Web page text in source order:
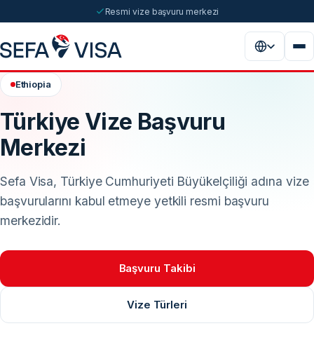
Resmi vize başvuru merkezi
Ethiopia
Türkiye Vize Başvuru
Merkezi
Sefa Visa, Türkiye Cumhuriyeti Büyükelçiliği adına vize
başvurularını kabul etmeye yetkili resmi başvuru
merkezidir.
Başvuru Takibi
Vize Türleri